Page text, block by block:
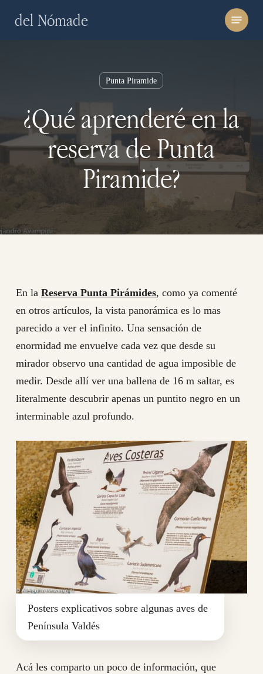
del Nómade Menu
Punta Piramide
¿Qué aprenderé en la
reserva de Punta
Piramide?
En la Reserva Punta Pirámides, como ya comenté
en otros artículos, la vista panorámica es lo mas
parecido a ver el infinito. Una sensación de
enormidad me envuelve cada vez que desde su
mirador observo una cantidad de agua imposible de
medir. Desde allí ver una ballena de 16 m saltar, es
literalmente descubrir apenas un puntito negro en un
interminable azul profundo.
Posters explicativos sobre algunas aves de
Península Valdés
Acá les comparto un poco de información, que